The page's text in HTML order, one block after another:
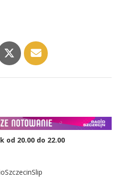
od 20.00 do 22.00